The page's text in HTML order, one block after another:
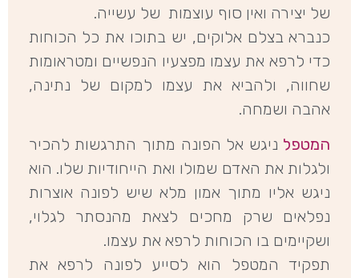
של יצירה ואין סוף עוצמות של עשייה.
כנברא בצלם אלוקים, יש בתוכו את כל הכוחות
כדי לרפא את עצמו מפצעיו הנפשיים ומטראומות
שחווה, ולהביא את עצמו למקום של נתינה,
אהבה ושמחה.
המטפל ניגש אל הפונה מתוך התרגשות להכיר
ולגלות את האדם שמולו ואת הייחודיות שלו. הוא
ניגש אליו מתוך אמון מלא שיש לפונה אוצרות
נפלאים שרק מחכים לצאת מהנסתר לגלוי,
ושקיימים בו הכוחות לרפא את עצמו.
תפקיד המטפל הוא לסייע לפונה לרפא את